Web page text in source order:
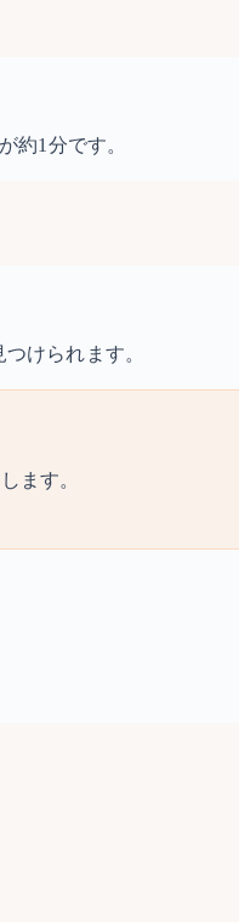
約1分です。
けられます。
ます。